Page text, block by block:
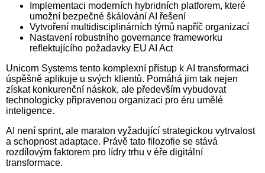
Implementaci moderních hybridních platforem, které
umožní bezpečné škálování AI řešení
Vytvoření multidisciplinárních týmů napříč organizací
Nastavení robustního governance frameworku
reflektujícího požadavky EU AI Act
Unicorn Systems tento komplexní přístup k AI transformaci
úspěšně aplikuje u svých klientů. Pomáhá jim tak nejen
získat konkurenční náskok, ale především vybudovat
technologicky připravenou organizaci pro éru umělé
inteligence.
AI není sprint, ale maraton vyžadující strategickou vytrvalost
a schopnost adaptace. Právě tato filozofie se stává
rozdílovým faktorem pro lídry trhu v éře digitální
transformace.